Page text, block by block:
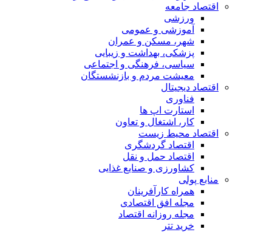
اقتصاد جامعه
ورزشی
آموزشی و عمومی
شهر، مسکن و عمران
پزشکی، بهداشت و زیبایی
سیاسی، فرهنگی و اجتماعی
معیشت مردم و بازنشستگان
اقتصاد دیجیتال
فناوری
استارت اپ ها
کار، اشتغال و تعاون
اقتصاد محیط زیست
اقتصاد گردشگری
اقتصاد حمل و نقل
کشاورزی و صنایع غذایی
منابع پولی
همراه کارآفرینان
مجله افق اقتصادی
مجله روزانه اقتصاد
خرید تتر